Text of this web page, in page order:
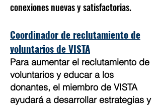
conexiones nuevas y satisfactorias.
Coordinador de reclutamiento de
voluntarios de VISTA
Para aumentar el reclutamiento de
voluntarios y educar a los
donantes, el miembro de VISTA
ayudará a desarrollar estrategias y